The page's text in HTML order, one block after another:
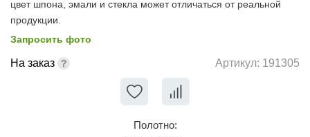
цвет шпона, эмали и стекла может отличаться от реальной
продукции.
Запросить фото
На заказ Артикул: 191305
Полотно: